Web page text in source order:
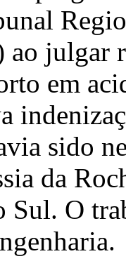
ao julgar
em
sido
da
Sul. O